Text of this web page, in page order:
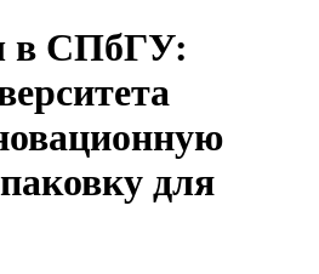
в СПбГУ:
для